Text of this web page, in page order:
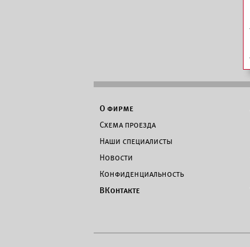
О фирме
Схема проезда
Наши специалисты
Новости
Конфиденциальность
ВКонтакте